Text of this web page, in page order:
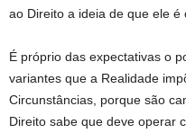
ao Direito a ideia de que ele é
É próprio das expectativas o
variantes que a Realidade
Circunstâncias, porque são
Direito sabe que deve operar